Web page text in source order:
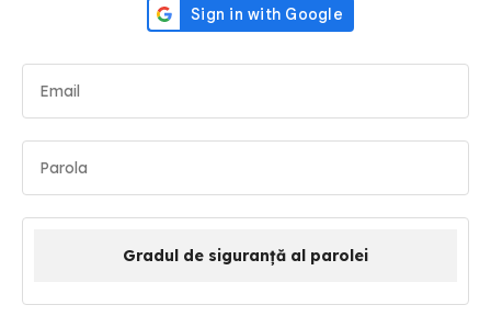
Gradul de siguranță al parolei